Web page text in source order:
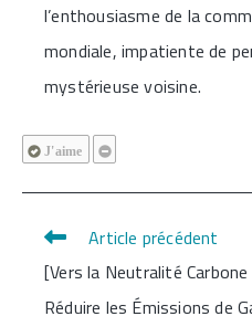
l’enthousiasme de la
mondiale, impatiente de
mystérieuse voisine.
J'aime
Read
more
Article précédent
[Vers la Neutralité Carbone
Réduire les Émissions de